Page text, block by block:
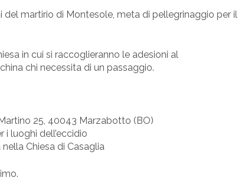
del martirio di Montesole, meta di pellegrinaggio per il
in cui si raccoglieranno le adesioni al
chi necessita di un passaggio.
25, 40043 Marzabotto (BO)
luoghi dell’eccidio
Chiesa di Casaglia